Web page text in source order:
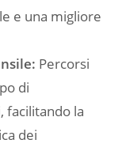
e una migliore
Percorsi
di
facilitando la
dei